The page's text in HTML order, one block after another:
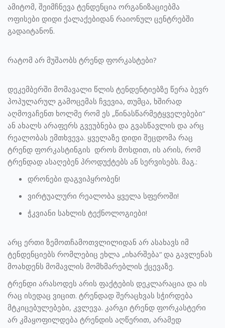
ამიტომ, შეიმჩნევა ტენდენცია ორგანიზაციებმა
ოფისები დიდი ქალაქებიდან რაიონულ ცენტრებში
გადაიტანონ.
რატომ არ მუშაობს ტრენდ ფორკასტები?
დეკემბერში მომავალი წლის ტენდენტიებზე წერა ბევრ
პოპულარულ გამოცემას ჩვევია, თუმცა, ხშირად
აღმოვაჩენთ ხოლმე რომ ეს „წინასწარმეტყველებები“
ან ახალს არაფერს გვეუბნება და გვასწავლის და არც
რეალობას ემთხვევა. ყველაზე დიდი შეცდომა რაც
ტრენდ ფორკასტინგის დროს მოსდით, ის არის, რომ
ტრენდად ასაღებენ პროდუქტებს ან სერვისებს. მაგ.:
დრონები დაგვიპყრობენ!
ვირტუალური რეალობა ყველა სფეროში!
ჭკვიანი სახლის ტექნოლოგიები!
არც ერთი ზემოთჩამოთვლილიდან არ ასახავს იმ
ტენდენციებს რომლებიც ეხლა „იხარშება“ და გავლენას
მოახდენს მომავლის მომხმარებლის ქცევაზე.
ტრენდი არასოდეს არის ფაქტების დეკლარაცია და ის
რაც ისედაც ვიცით. ტრენდად შერაცხვას სჭირდება
მტკიცებულებები, კვლევა. კარგი ტრენდ ფორკასტერი
არ კმაყოფილდება ტრენდის აღწერით, არამედ